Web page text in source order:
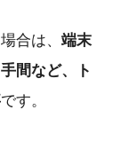
合は、 端末
間など、ト
です。